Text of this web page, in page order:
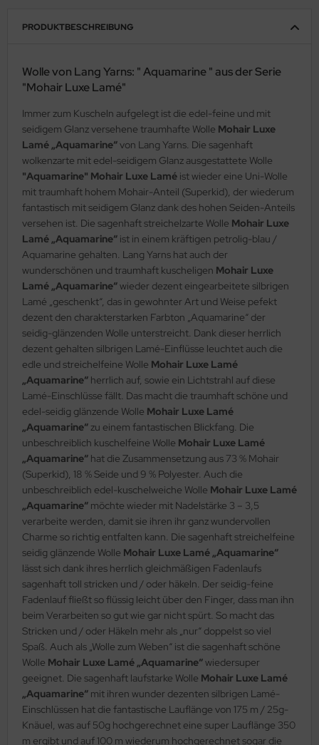
PRODUKTBESCHREIBUNG
Wolle von Lang Yarns: " Aquamarine " aus der Serie
"Mohair Luxe Lamé"
Immer zum Kuscheln aufgelegt ist die edel-feine und mit
seidigem Glanz versehene traumhafte Wolle Mohair Luxe
Lamé „Aquamarine“von Lang Yarns. Die sagenhaft
wolkenzarte mit edel-seidigem Glanz ausgestattete Wolle
"Aquamarine" Mohair Luxe Lamé ist wieder eine Uni-Wolle
mit traumhaft hohem Mohair-Anteil (Superkid), der wiederum
fantastisch mit seidigem Glanz dank des hohen Seiden-Anteils
versehen ist. Die sagenhaft streichelzarte Wolle Mohair Luxe
Lamé „Aquamarine“ ist in einem kräftigen petrolig-blau /
Aquamarine gehalten. Lang Yarns hat auch der
wunderschönen und traumhaft kuscheligen Mohair Luxe
Lamé „Aquamarine“wieder dezent eingearbeitete silbrigen
Lamé „geschenkt“, das in gewohnter Art und Weise pefekt
dezent den charakterstarken Farbton „Aquamarine“ der
seidig-glänzenden Wolle unterstreicht. Dank dieser herrlich
dezent gehalten silbrigen Lamé-Einflüsse leuchtet auch die
edle und streichelfeine Wolle Mohair Luxe Lamé
„Aquamarine“ herrlich auf, sowie ein Lichtstrahl auf diese
Lamé-Einschlüsse fällt. Das macht die traumhaft schöne und
edel-seidig glänzende Wolle Mohair Luxe Lamé
„Aquamarine“zu einem fantastischen Blickfang. Die
unbeschreiblich kuschelfeine Wolle Mohair Luxe Lamé
„Aquamarine“ hat die Zusammensetzung aus 73 % Mohair
(Superkid), 18 % Seide und 9 % Polyester. Auch die
unbeschreiblich edel-kuschelweiche Wolle Mohair Luxe Lamé
„Aquamarine“ möchte wieder mit Nadelstärke 3 – 3,5
verarbeite werden, damit sie ihren ihr ganz wundervollen
Charme so richtig entfalten kann. Die sagenhaft streichelfeine
seidig glänzende Wolle Mohair Luxe Lamé „Aquamarine“
lässt sich dank ihres herrlich gleichmäßigen Fadenlaufs
sagenhaft toll stricken und / oder häkeln. Der seidig-feine
Fadenlauf fließt so flüssig leicht über den Finger, dass man ihn
beim Verarbeiten so gut wie gar nicht spürt. So macht das
Stricken und / oder Häkeln mehr als „nur“ doppelst so viel
Spaß. Auch als „Wolle zum Weben“ ist die sagenhaft schöne
Wolle Mohair Luxe Lamé „Aquamarine“wiedersuper
geeignet. Die sagenhaft laufstarke Wolle Mohair Luxe Lamé
„Aquamarine“ mit ihren wunder dezenten silbrigen Lamé-
Einschlüssen hat die fantastische Lauflänge von 175 m / 25g-
Knäuel, was auf 50g hochgerechnet eine super Lauflänge 350
m ergibt und auf 100 m wiederum hochgerechnet sogar die